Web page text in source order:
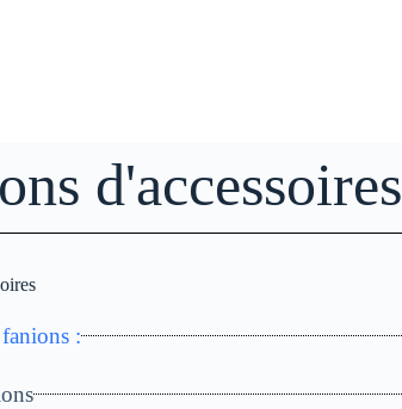
d'accessoires
: